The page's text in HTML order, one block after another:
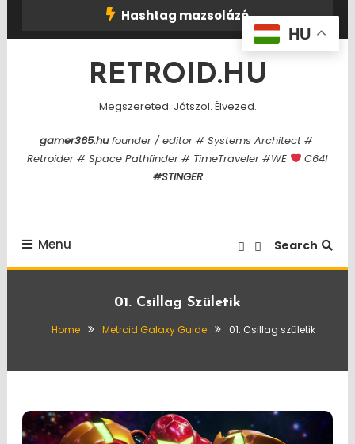
Hashtag mazsolázó
RETROID.HU
Megszereted. Játszol. Élvezed.
gamer365.hufounder / editor # Systems Architect #
Retroider # Space Pathfinder # TimeTraveler #WE
C64!
#STINGER
Menu Search
01. Csillag Születik
Home Metroid Galaxy Guide 01. Csillag születik
HU